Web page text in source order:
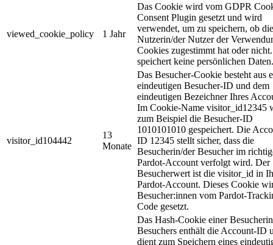
viewed_cookie_policy 1 Jahr
Das Cookie wird vom GDPR
Consent Plugin gesetzt und wird
verwendet, um zu speichern, ob die
Nutzerin/der Nutzer der
Cookies zugestimmt hat oder
speichert keine persönlichen Daten.
visitor_id104442
13
Monate
Das Besucher-Cookie besteht aus
eindeutigen Besucher-ID und dem
eindeutigen Bezeichner Ihres
Im Cookie-Name visitor_id12345
zum Beispiel die Besucher-ID
1010101010 gespeichert. Die
ID 12345 stellt sicher, dass die
Besucherin/der Besucher im
Pardot-Account verfolgt wird. Der
Besucherwert ist die visitor_id in
Pardot-Account. Dieses Cookie
Besucher:innen vom Pardot-
Code gesetzt.
Das Hash-Cookie einer
Besuchers enthält die Account-ID
dient zum Speichern eines